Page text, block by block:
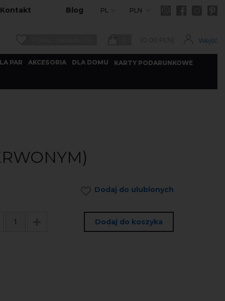
Kontakt Blog PL PLN
(0.00 PLN) Wejść
PAR AKCESORIA DLA DOMU KARTY PODARUNKOWE
Dodaj do ulubionych
Dodaj do koszyka